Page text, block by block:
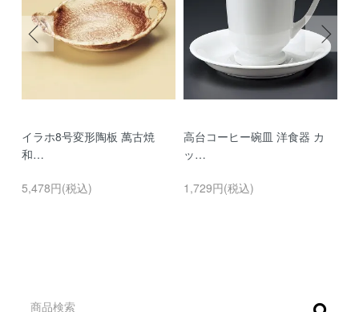
イラホ8号変形陶板 萬古焼
和…
5,478円(税込)
高台コーヒー碗皿 洋食器 カ
ッ…
1,729円(税込)